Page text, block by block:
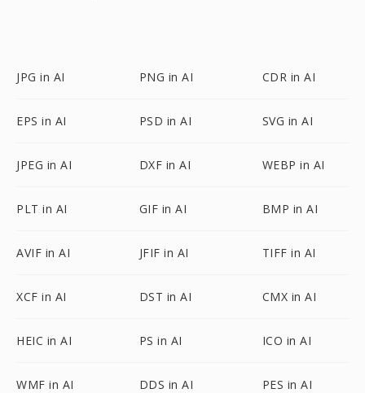
JPG in AI PNG in AI CDR in AI
EPS in AI PSD in AI SVG in AI
JPEG in AI DXF in AI WEBP in AI
PLT in AI GIF in AI BMP in AI
AVIF in AI JFIF in AI TIFF in AI
XCF in AI DST in AI CMX in AI
HEIC in AI PS in AI ICO in AI
WMF in AI DDS in AI PES in AI